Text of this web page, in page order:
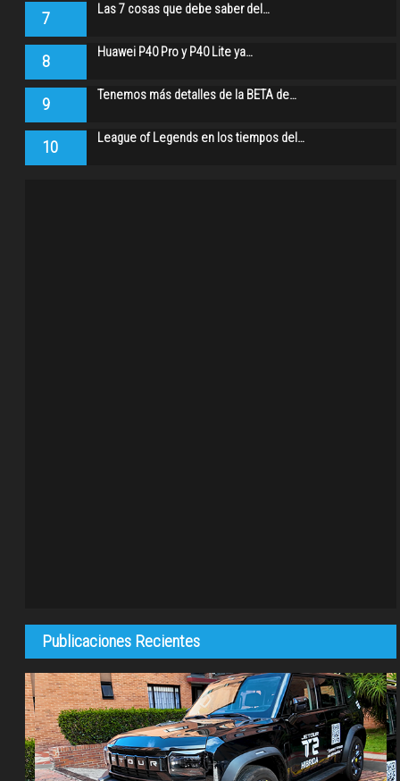
7 Las 7 cosas que debe saber del…
8 Huawei P40 Pro y P40 Lite ya…
9 Tenemos más detalles de la BETA de…
10 League of Legends en los tiempos del…
Publicaciones Recientes